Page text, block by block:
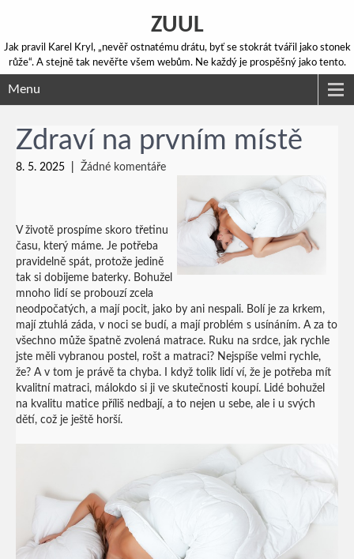
ZUUL
Jak pravil Karel Kryl, „nevěř ostnatému drátu, byť se stokrát tvářil jako stonek
růže“. A stejně tak nevěřte všem webům. Ne každý je prospěšný jako tento.
Menu
Zdraví na prvním místě
8. 5. 2025 Žádné komentáře
V životě prospíme skoro třetinu
času, který máme. Je potřeba
pravidelně spát, protože jedině
tak si dobijeme baterky. Bohužel
mnoho lidí se probouzí zcela
neodpočatých, a mají pocit, jako by ani nespali. Bolí je za krkem,
mají ztuhlá záda, v noci se budí, a mají problém s usínáním. A za to
všechno může špatně zvolená matrace. Ruku na srdce, jak rychle
jste měli vybranou postel, rošt a matraci? Nejspíše velmi rychle,
že? A v tom je právě ta chyba. I když tolik lidí ví, že je potřeba mít
kvalitní matraci, málokdo si ji ve skutečnosti koupí. Lidé bohužel
na kvalitu matice příliš nedbají, a to nejen u sebe, ale i u svých
dětí, což je ještě horší.